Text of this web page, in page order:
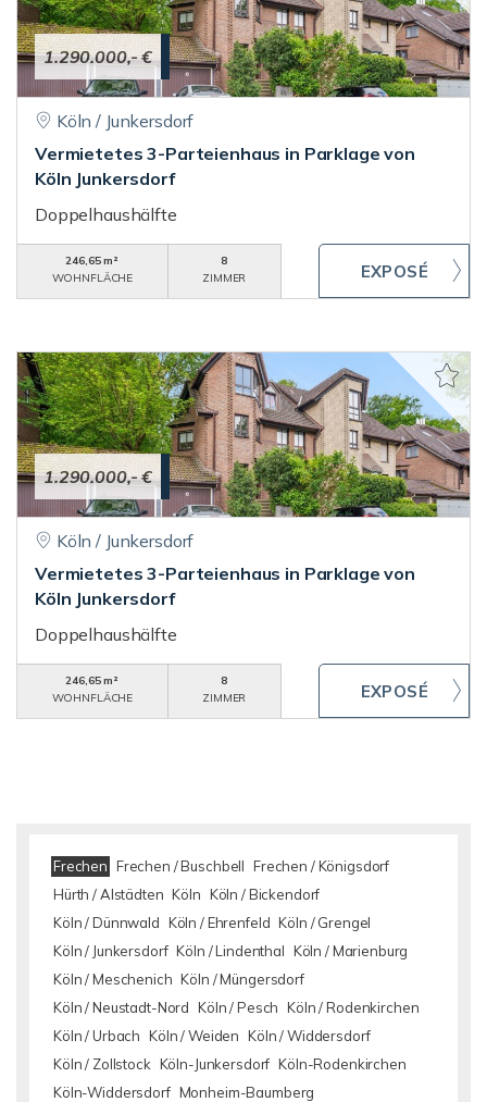
1.290.000,- €
Köln / Junkersdorf
Vermietetes 3-Parteienhaus in Parklage von
Köln Junkersdorf
Doppelhaushälfte
246,65 m²
WOHNFLÄCHE
8
ZIMMER
1.290.000,- €
Köln / Junkersdorf
Vermietetes 3-Parteienhaus in Parklage von
Köln Junkersdorf
Doppelhaushälfte
246,65 m²
WOHNFLÄCHE
8
ZIMMER
Frechen Frechen / Buschbell Frechen / Königsdorf
Hürth / Alstädten Köln Köln / Bickendorf
Köln / Dünnwald Köln / Ehrenfeld Köln / Grengel
Köln / Junkersdorf Köln / Lindenthal Köln / Marienburg
Köln / Meschenich Köln / Müngersdorf
Köln / Neustadt-Nord Köln / Pesch Köln / Rodenkirchen
Köln / Urbach Köln / Weiden Köln / Widdersdorf
Köln / Zollstock Köln-Junkersdorf Köln-Rodenkirchen
Köln-Widdersdorf Monheim-Baumberg